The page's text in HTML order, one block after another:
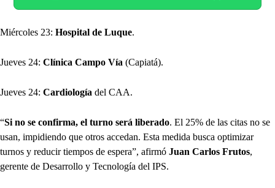
Miércoles 23: Hospital de Luque.
Jueves 24: Clínica Campo Vía (Capiatá).
Jueves 24: Cardiología del CAA.
“Si no se confirma, el turno será liberado. El 25% de las citas no se
usan, impidiendo que otros accedan. Esta medida busca optimizar
turnos y reducir tiempos de espera”, afirmó Juan Carlos Frutos,
gerente de Desarrollo y Tecnología del IPS.